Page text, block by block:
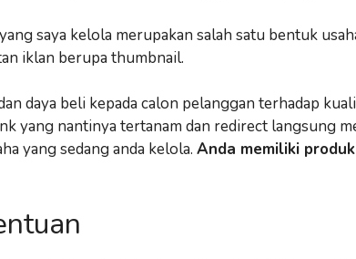
saya kelola merupakan salah satu bentuk
iklan berupa thumbnail.
daya beli kepada calon pelanggan terhadap
yang nantinya tertanam dan redirect langsung
yang sedang anda kelola. Anda memiliki